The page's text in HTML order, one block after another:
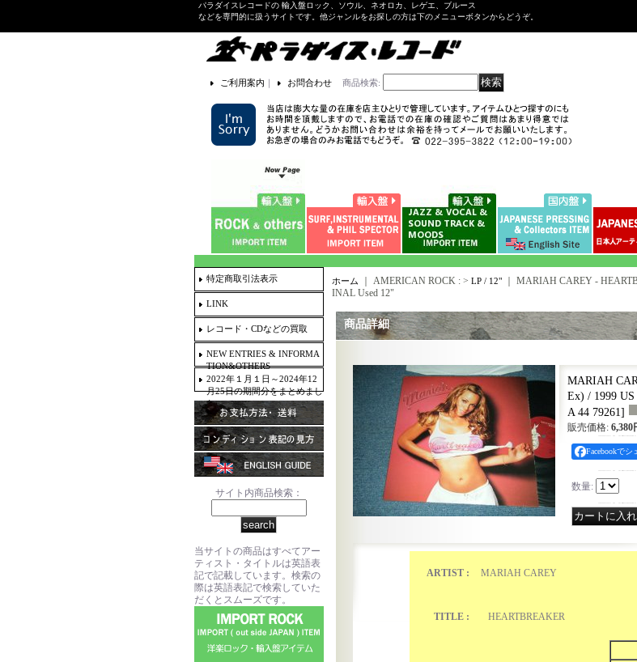
パラダイスレコードの 輸入盤ロック、ソウル、ネオロカ、レゲエ、ブルース
などを専門的に扱うサイトです。他ジャンルをお探しの方は下のメニューボタンからどうぞ。
ご利用案内 ｜ お問合わせ 商品検索:
特定商取引法表示
LINK
レコード・CDなどの買取
NEW ENTRIES & INFORMA
TION&OTHERS
2022年１月１日～2024年12
月25日の期間分をまとめまし
た。
サイト内商品検索：
当サイトの商品はすべてアー
ティスト・タイトルは英語表
記で記載しています。検索の
際は英語表記で検索していた
だくとスムーズです。
ホーム ｜ AMERICAN ROCK : > LP / 12"｜ MARIAH CAREY -
INAL Used 12"
商品詳細
MARIAH
Ex) / 1999
A 44 79261]
販売価格: 6,380
Facebookでシ
数量:
ARTIST : MARIAH CAREY
TITLE : HEARTBREAKER